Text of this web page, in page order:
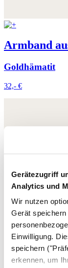
Gerätezugriff
Analytics und
Wir nutzen
Gerät
Einwilligung.
speichern
erkennen, um
Armband
Goldhämatit
32,- €